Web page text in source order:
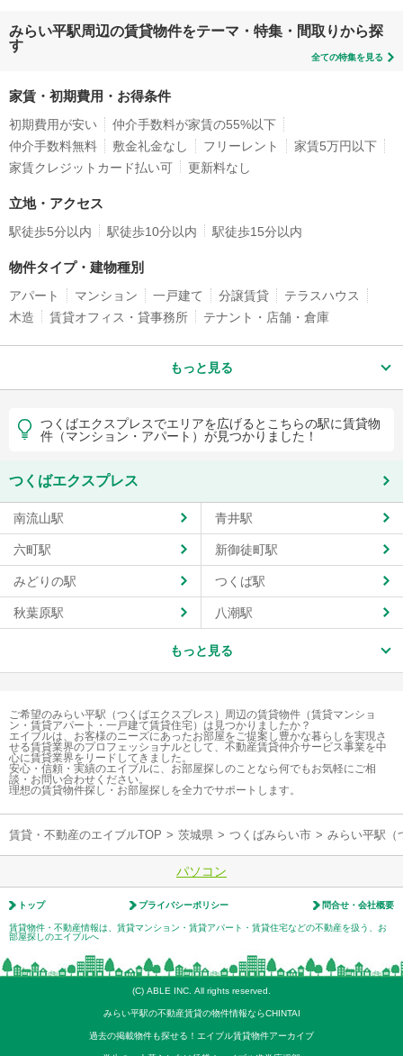
みらい平駅周辺の賃貸物件をテーマ・特集・間取りから探
す
全ての特集を見る
家賃・初期費用・お得条件
初期費用が安い
仲介手数料が家賃の55%以下
仲介手数料無料
敷金礼金なし フリーレント
家賃5万円以下
家賃クレジットカード払い可
更新料なし
立地・アクセス
駅徒歩5分以内 駅徒歩10分以内 駅徒歩15分以内
物件タイプ・建物種別
アパート マンション 一戸建て 分譲賃貸
テラスハウス
木造
賃貸オフィス・貸事務所 テナント・店舗・倉庫
もっと見る
つくばエクスプレスでエリアを広げるとこちらの駅に賃貸物
件（マンション・アパート）が見つかりました！
つくばエクスプレス
南流山駅 青井駅
六町駅 新御徒町駅
みどりの駅 つくば駅
秋葉原駅 八潮駅
もっと見る
ご希望のみらい平駅（つくばエクスプレス）周辺の賃貸物件（賃貸マンショ
ン・賃貸アパート・一戸建て賃貸住宅）は見つかりましたか？
エイブルは、お客様のニーズにあったお部屋をご提案し豊かな暮らしを実現さ
せる賃貸業界のプロフェッショナルとして、不動産賃貸仲介サービス事業を中
心に賃貸業界をリードしてきました。
安心・信頼・実績のエイブルに、お部屋探しのことなら何でもお気軽にご相
談・お問い合わせください。
理想の賃貸物件探し・お部屋探しを全力でサポートします。
賃貸・不動産のエイブルTOP > 茨城県 > つくばみらい市 > みらい平駅（
パソコン
トップ プライバシーポリシー 問合せ・会社概要
賃貸物件・不動産情報は、賃貸マンション・賃貸アパート・賃貸住宅などの不動産を扱う、お
部屋探しのエイブルへ
(C) ABLE INC. All rights reserved.
みらい平駅の不動産賃貸の物件情報ならCHINTAI
過去の掲載物件も探せる！エイブル賃貸物件アーカイブ